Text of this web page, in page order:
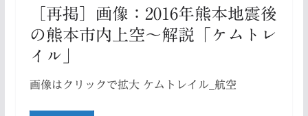
［再掲］画像：2016年熊本地震後
の熊本市内上空～解説「ケムトレ
イル」
画像はクリックで拡大 ケムトレイル_航空